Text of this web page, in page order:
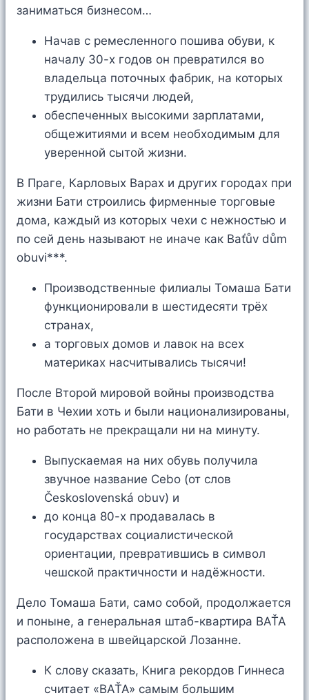
заниматься бизнесом…
Начав с ремесленного пошива обуви, к
началу 30-х годов он превратился во
владельца поточных фабрик, на которых
трудились тысячи людей,
обеспеченных высокими зарплатами,
общежитиями и всем необходимым для
уверенной сытой жизни.
В Праге, Карловых Варах и других городах при
жизни Бати строились фирменные торговые
дома, каждый из которых чехи с нежностью и
по сей день называют не иначе как Baťův dům
obuvi***.
Производственные филиалы Томаша Бати
функционировали в шестидесяти трёх
странах,
а торговых домов и лавок на всех
материках насчитывались тысячи!
После Второй мировой войны производства
Бати в Чехии хоть и были национализированы,
но работать не прекращали ни на минуту.
Выпускаемая на них обувь получила
звучное название Cebo (от слов
Československá obuv) и
до конца 80-х продавалась в
государствах социалистической
ориентации, превратившись в символ
чешской практичности и надёжности.
Дело Томаша Бати, само собой, продолжается
и поныне, а генеральная штаб-квартира BAŤA
расположена в швейцарской Лозанне.
К слову сказать, Книга рекордов Гиннеса
считает «BAŤA» самым большим